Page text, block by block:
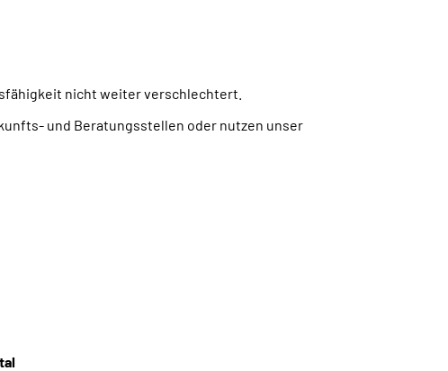
nicht weiter verschlechtert.
und Beratungsstellen oder nutzen unser